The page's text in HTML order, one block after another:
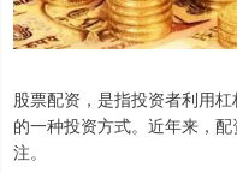
股票配资，是指投资者利用
的一种投资方式。近年来，
注。